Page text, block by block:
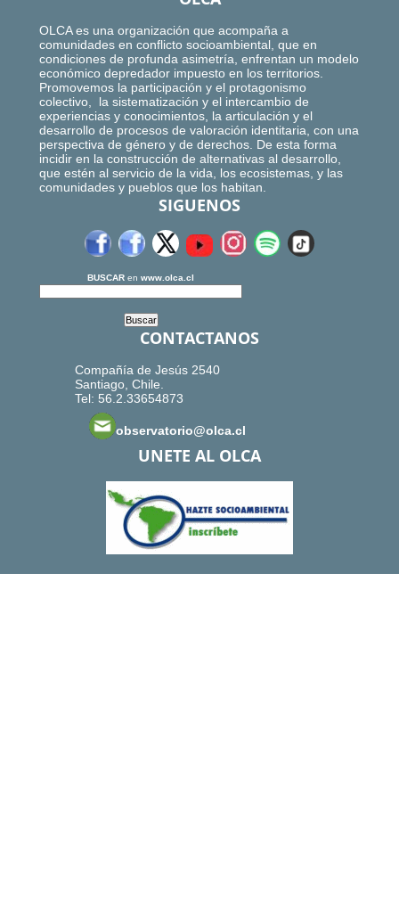
OLCA es una organización que acompaña a
comunidades en conflicto socioambiental, que en
condiciones de profunda asimetría, enfrentan un modelo
económico depredador impuesto en los territorios.
Promovemos la participación y el protagonismo
colectivo, la sistematización y el intercambio de
experiencias y conocimientos, la articulación y el
desarrollo de procesos de valoración identitaria, con una
perspectiva de género y de derechos. De esta forma
incidir en la construcción de alternativas al desarrollo,
que estén al servicio de la vida, los ecosistemas, y las
comunidades y pueblos que los habitan.
SIGUENOS
BUSCAR en www.olca.cl
CONTACTANOS
Compañía de Jesús 2540
Santiago, Chile.
Tel: 56.2.33654873
observatorio@olca.cl
UNETE AL OLCA